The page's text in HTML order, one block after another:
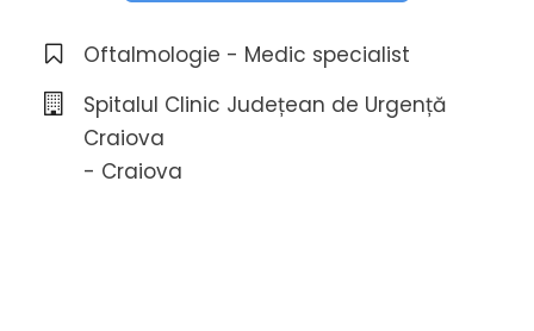
Oftalmologie - Medic specialist
Spitalul Clinic Județean de Urgență
Craiova
- Craiova